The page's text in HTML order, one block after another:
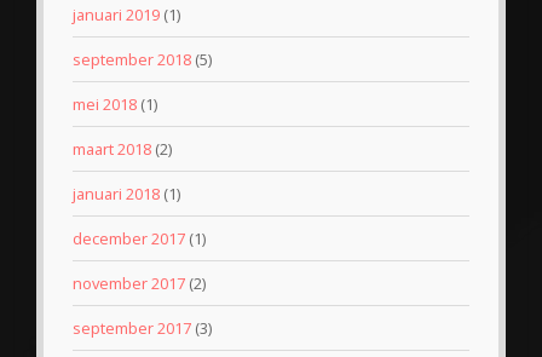
januari 2019 (1)
september 2018 (5)
mei 2018 (1)
maart 2018 (2)
januari 2018 (1)
december 2017 (1)
november 2017 (2)
september 2017 (3)